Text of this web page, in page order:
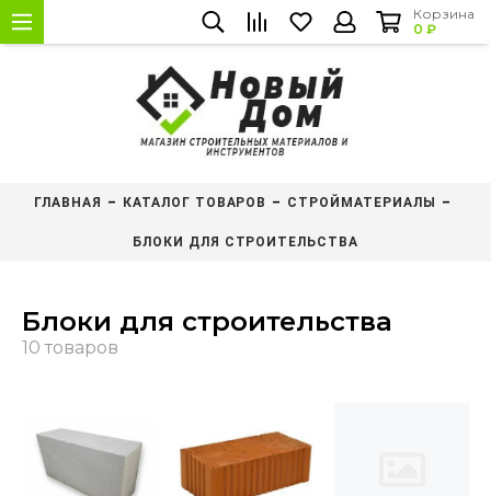
Корзина
0 ₽
ГЛАВНАЯ КАТАЛОГ ТОВАРОВ СТРОЙМАТЕРИАЛЫ
БЛОКИ ДЛЯ СТРОИТЕЛЬСТВА
Блоки для строительства